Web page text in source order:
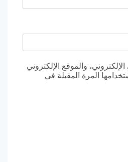
والموقع الإلكتروني
المرة المقبلة في